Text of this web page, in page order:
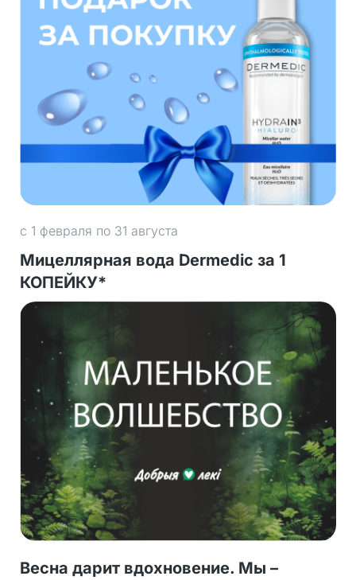
с 1 февраля по 31 августа
Мицеллярная вода Dermedic за 1
КОПЕЙКУ*
Весна дарит вдохновение. Мы –